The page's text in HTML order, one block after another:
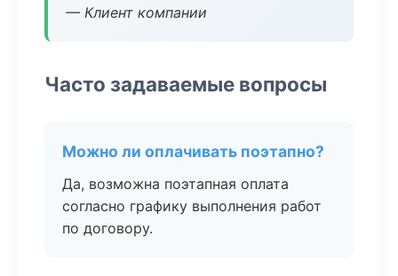
— Клиент компании
Часто задаваемые вопросы
Можно ли оплачивать поэтапно?
Да, возможна поэтапная оплата
согласно графику выполнения работ
по договору.